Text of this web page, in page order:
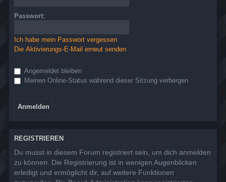
Passwort:
Ich habe mein Passwort vergessen
Die Aktivierungs-E-Mail erneut senden
Angemeldet bleiben
Meinen Online-Status während dieser Sitzung verbergen
REGISTRIEREN
Du musst in diesem Forum registriert sein, um dich anmelden
zu können. Die Registrierung ist in wenigen Augenblicken
erledigt und ermöglicht dir, auf weitere Funktionen